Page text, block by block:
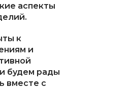
аспекты
к
и
будем рады
вместе с